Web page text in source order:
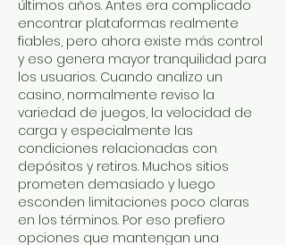
últimos años. Antes era complicado
encontrar plataformas realmente
fiables, pero ahora existe más control
y eso genera mayor tranquilidad para
los usuarios. Cuando analizo un
casino, normalmente reviso la
variedad de juegos, la velocidad de
carga y especialmente las
condiciones relacionadas con
depósitos y retiros. Muchos sitios
prometen demasiado y luego
esconden limitaciones poco claras
en los términos. Por eso prefiero
opciones que mantengan una